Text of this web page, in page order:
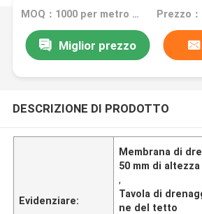
MOQ：1000 per metro quadrato
Miglior prezzo
DESCRIZIONE DI PRODOTTO
Evidenziare:
Membrana di
50 mm di altezza
,
Tavola di
ne del tetto